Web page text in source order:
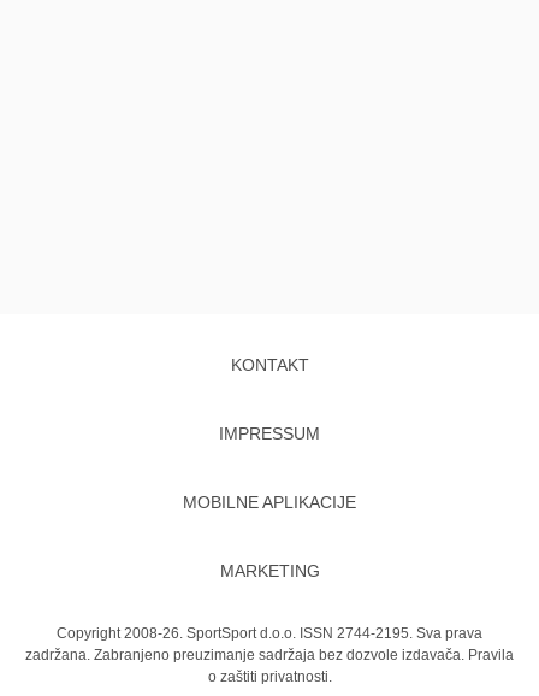
KONTAKT
IMPRESSUM
MOBILNE APLIKACIJE
MARKETING
Copyright 2008-26. SportSport d.o.o. ISSN 2744-2195. Sva prava
zadržana. Zabranjeno preuzimanje sadržaja bez dozvole izdavača. Pravila
o zaštiti privatnosti.